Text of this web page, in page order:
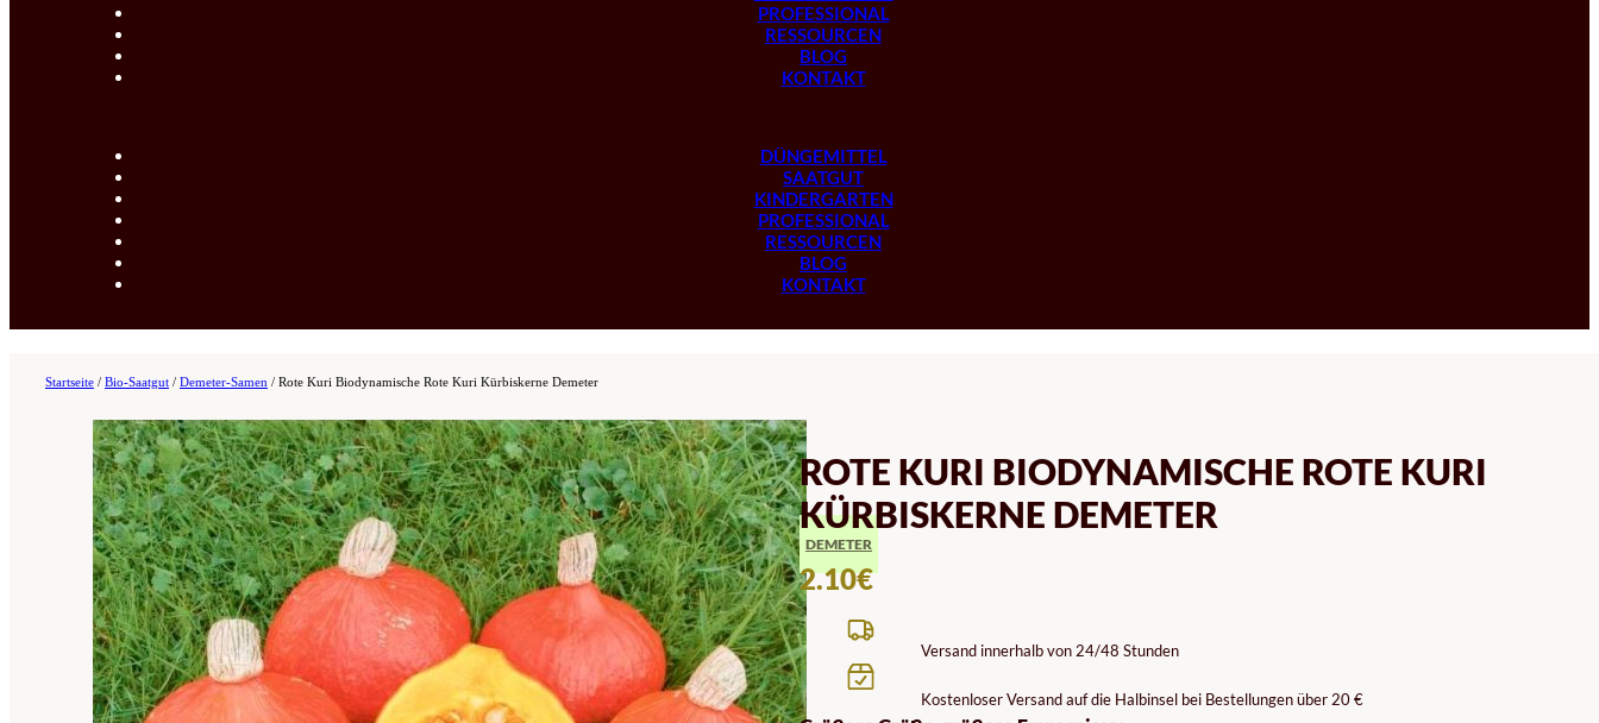
PROFESSIONAL
RESSOURCEN
BLOG
KONTAKT
DÜNGEMITTEL
SAATGUT
KINDERGARTEN
PROFESSIONAL
RESSOURCEN
BLOG
KONTAKT
Startseite / Bio-Saatgut / Demeter-Samen / Rote Kuri Biodynamische Rote Kuri Kürbiskerne Demeter
ROTE KURI BIODYNAMISCHE ROTE KURI
KÜRBISKERNE DEMETER
DEMETER
2.10€
Versand innerhalb von 24/48 Stunden
Kostenloser Versand auf die Halbinsel bei Bestellungen über 20 €